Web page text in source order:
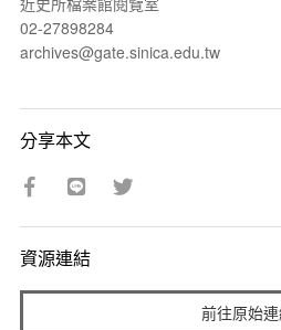
02-27898284
archives@gate.sinica.edu.tw
分享本文
資源連結
前往原始